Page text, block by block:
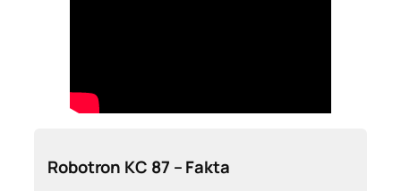
Robotron KC 87 – Fakta